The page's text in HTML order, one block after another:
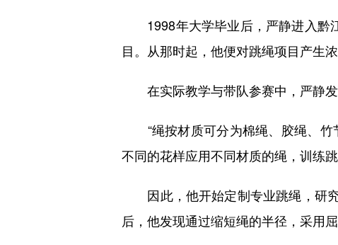
1998年大学毕业后，严静进入黔
目。从那时起，他便对跳绳项目产生
在实际教学与带队参赛中，严静发
“绳按材质可分为棉绳、胶绳、竹
不同的花样应用不同材质的绳，训练
因此，他开始定制专业跳绳，研究
后，他发现通过缩短绳的半径，采用